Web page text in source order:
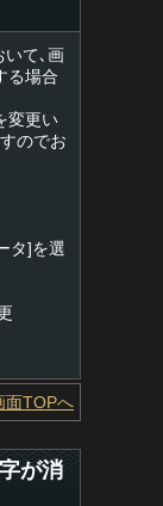
いて､画
る場合
変更い
のでお
タ]を選
TOPへ
が消